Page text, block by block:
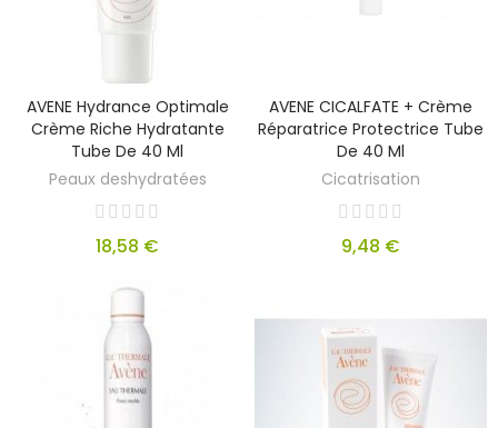
AVENE Hydrance Optimale
Crème Riche Hydratante
Tube De 40 Ml
Peaux deshydratées
18,58 €
AVENE CICALFATE + Crème
Réparatrice Protectrice Tube
De 40 Ml
Cicatrisation
9,48 €